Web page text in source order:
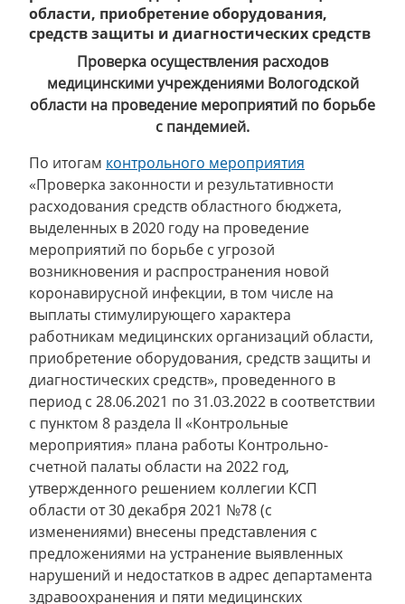
области, приобретение оборудования,
средств защиты и диагностических средств
Проверка осуществления расходов
медицинскими учреждениями Вологодской
области на проведение мероприятий по борьбе
с пандемией.
По итогам контрольного мероприятия
«Проверка законности и результативности
расходования средств областного бюджета,
выделенных в 2020 году на проведение
мероприятий по борьбе с угрозой
возникновения и распространения новой
коронавирусной инфекции, в том числе на
выплаты стимулирующего характера
работникам медицинских организаций области,
приобретение оборудования, средств защиты и
диагностических средств», проведенного в
период с 28.06.2021 по 31.03.2022 в соответствии
с пунктом 8 раздела II «Контрольные
мероприятия» плана работы Контрольно-
счетной палаты области на 2022 год,
утвержденного решением коллегии КСП
области от 30 декабря 2021 №78 (с
изменениями) внесены представления с
предложениями на устранение выявленных
нарушений и недостатков в адрес департамента
здравоохранения и пяти медицинских